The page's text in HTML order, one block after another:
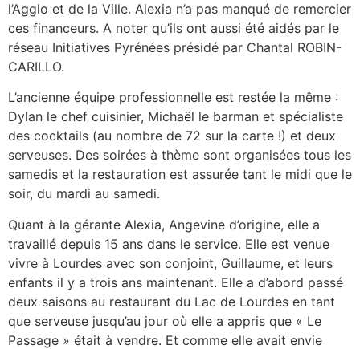
l’Agglo et de la Ville. Alexia n’a pas manqué de remercier
ces financeurs. A noter qu’ils ont aussi été aidés par le
réseau Initiatives Pyrénées présidé par Chantal ROBIN-
CARILLO.
L’ancienne équipe professionnelle est restée la même :
Dylan le chef cuisinier, Michaël le barman et spécialiste
des cocktails (au nombre de 72 sur la carte !) et deux
serveuses. Des soirées à thème sont organisées tous les
samedis et la restauration est assurée tant le midi que le
soir, du mardi au samedi.
Quant à la gérante Alexia, Angevine d’origine, elle a
travaillé depuis 15 ans dans le service. Elle est venue
vivre à Lourdes avec son conjoint, Guillaume, et leurs
enfants il y a trois ans maintenant. Elle a d’abord passé
deux saisons au restaurant du Lac de Lourdes en tant
que serveuse jusqu’au jour où elle a appris que « Le
Passage » était à vendre. Et comme elle avait envie